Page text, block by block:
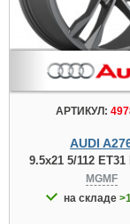
АРТИКУЛ:
AUDI
9.5x21 5/112 ET31
MGMF
на складе